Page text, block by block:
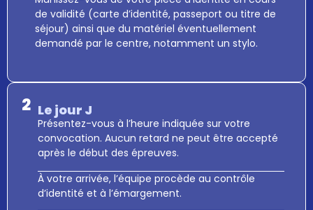
de validité (carte d’identité, passeport ou titre de
séjour) ainsi que du matériel éventuellement
demandé par le centre, notamment un stylo.
2 Le jour J
Présentez-vous à l’heure indiquée sur votre
convocation. Aucun retard ne peut être accepté
après le début des épreuves.
À votre arrivée, l’équipe procède au contrôle
d’identité et à l’émargement.